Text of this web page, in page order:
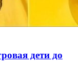
дети до